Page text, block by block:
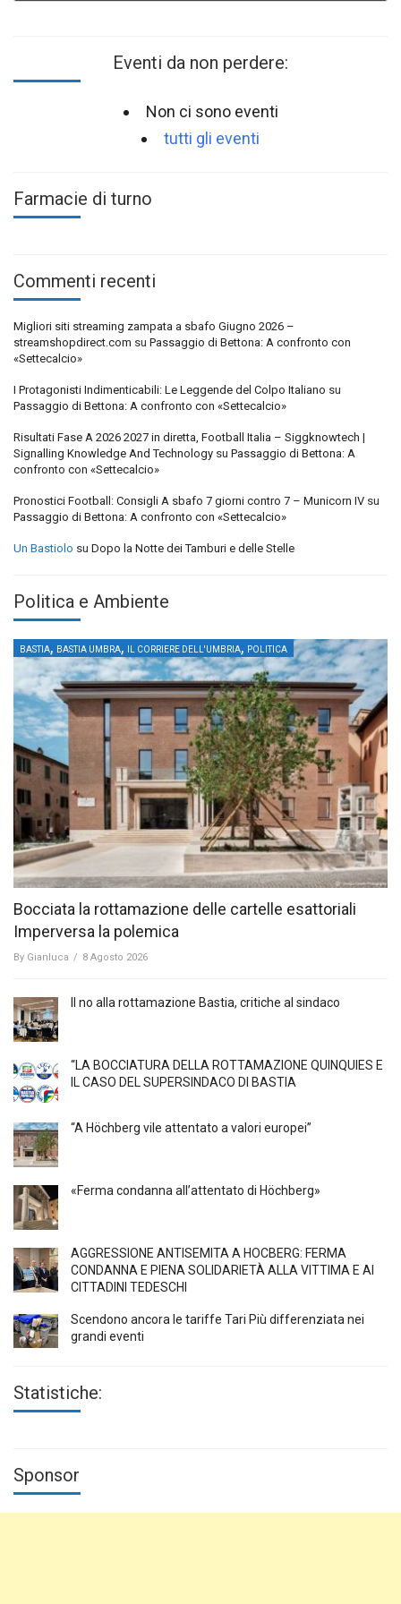
Eventi da non perdere:
Non ci sono eventi
tutti gli eventi
Farmacie di turno
Commenti recenti
Migliori siti streaming zampata a sbafo Giugno 2026 –
streamshopdirect.com su Passaggio di Bettona: A confronto con
«Settecalcio»
I Protagonisti Indimenticabili: Le Leggende del Colpo Italiano su
Passaggio di Bettona: A confronto con «Settecalcio»
Risultati Fase A 2026 2027 in diretta, Football Italia – Siggknowtech |
Signalling Knowledge And Technology su Passaggio di Bettona: A
confronto con «Settecalcio»
Pronostici Football: Consigli A sbafo 7 giorni contro 7 – Municorn IV su
Passaggio di Bettona: A confronto con «Settecalcio»
Un Bastiolo su Dopo la Notte dei Tamburi e delle Stelle
Politica e Ambiente
BASTIA, BASTIA UMBRA, IL CORRIERE DELL'UMBRIA, POLITICA
Bocciata la rottamazione delle cartelle esattoriali
Imperversa la polemica
By Gianluca / 8 Agosto 2026
Il no alla rottamazione Bastia, critiche al sindaco
“LA BOCCIATURA DELLA ROTTAMAZIONE QUINQUIES E
IL CASO DEL SUPERSINDACO DI BASTIA
“A Höchberg vile attentato a valori europei”
«Ferma condanna all’attentato di Höchberg»
AGGRESSIONE ANTISEMITA A HÖCBERG: FERMA
CONDANNA E PIENA SOLIDARIETÀ ALLA VITTIMA E AI
CITTADINI TEDESCHI
Scendono ancora le tariffe Tari Più differenziata nei
grandi eventi
Statistiche:
Sponsor